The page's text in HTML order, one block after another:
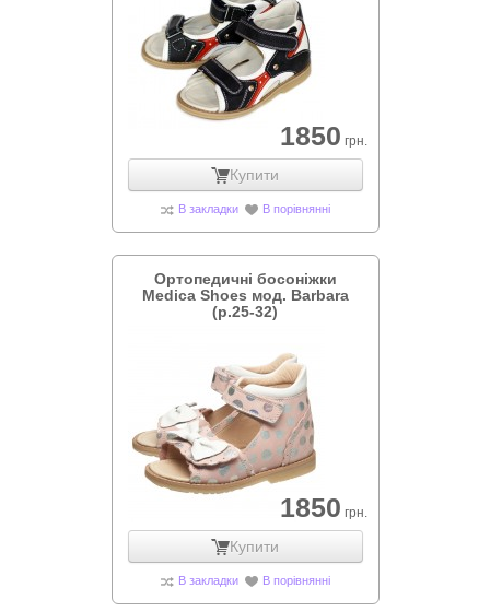
1850 грн.
Купити
В закладки В порівнянні
Ортопедичні босоніжки
Medica Shoes мод. Barbara
(р.25-32)
1850 грн.
Купити
В закладки В порівнянні